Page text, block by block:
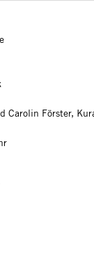
Carolin Förster,